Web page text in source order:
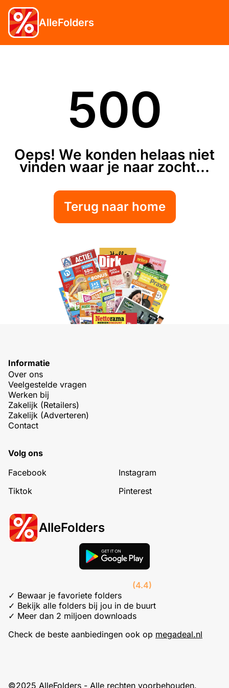
AlleFolders
500
Oeps! We konden helaas niet
vinden waar je naar zocht...
Terug naar home
Informatie
Over ons
Veelgestelde vragen
Werken bij
Zakelijk (Retailers)
Zakelijk (Adverteren)
Contact
Volg ons
Facebook
Instagram
Tiktok
Pinterest
AlleFolders
(4.4)
✓ Bewaar je favoriete folders
✓ Bekijk alle folders bij jou in de buurt
✓ Meer dan 2 miljoen downloads
Check de beste aanbiedingen ook op megadeal.nl
©2025 AlleFolders - Alle rechten voorbehouden.